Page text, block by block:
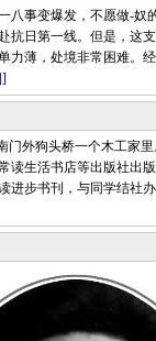
事变爆发，不愿做-奴
抗日第一线。但是，这
力薄，处境非常困难。
外狗头桥一个木工家
读生活书店等出版社出
进步书刊，与同学结社